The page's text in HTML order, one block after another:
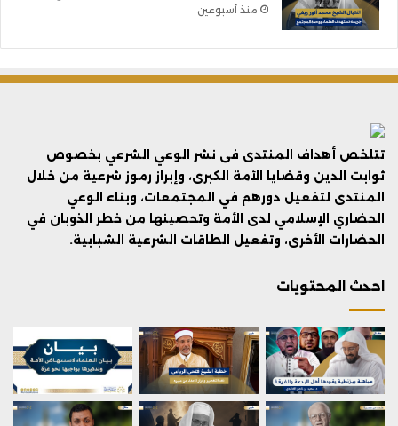
منذ أسبوعين
تتلخص أهداف المنتدى فى نشر الوعي الشرعي بخصوص
ثوابت الدين وقضايا الأمة الكبرى، وإبراز رموز شرعية من خلال
المنتدى لتفعيل دورهم في المجتمعات، وبناء الوعي
الحضاري الإسلامي لدى الأمة وتحصينها من خطر الذوبان في
الحضارات الأخرى، وتفعيل الطاقات الشرعية الشبابية.
احدث المحتويات